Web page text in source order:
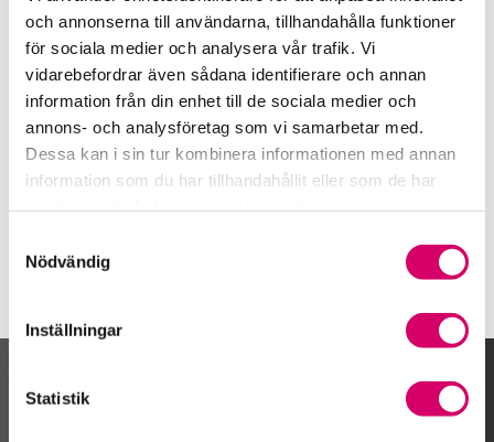
och annonserna till användarna, tillhandahålla funktioner
för sociala medier och analysera vår trafik. Vi
vidarebefordrar även sådana identifierare och annan
information från din enhet till de sociala medier och
annons- och analysföretag som vi samarbetar med.
Dessa kan i sin tur kombinera informationen med annan
information som du har tillhandahållit eller som de har
Nödvändig
Inställningar
Statistik
Sandra Essad
Auktoriserad Lönekonsult
Grant Thornton Sweden AB
Stockholm
Kalendarium